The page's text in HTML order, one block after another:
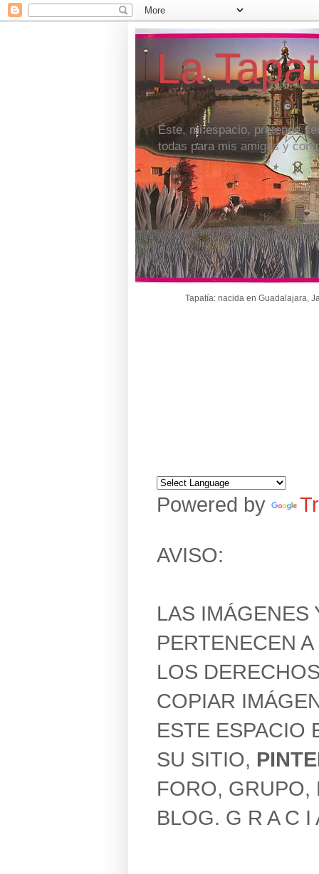
La
Éste, mi espacio, pretende
todas para mis amigas y con
Tapatía: nacida en Guadalajara,
Powered by
AVISO:
LAS IMÁGENES
PERTENECEN
LOS
COPIAR
ESTE ESPACIO
SU SITIO,
FORO,
BLOG. G R A C I